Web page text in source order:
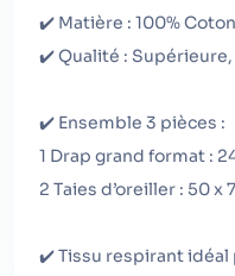
✔️ Matière : 100%
✔️ Qualité :
✔️ Ensemble 3 pièces :
1 Drap grand format :
2 Taies d’oreiller : 50 x
✔️ Tissu respirant idéal